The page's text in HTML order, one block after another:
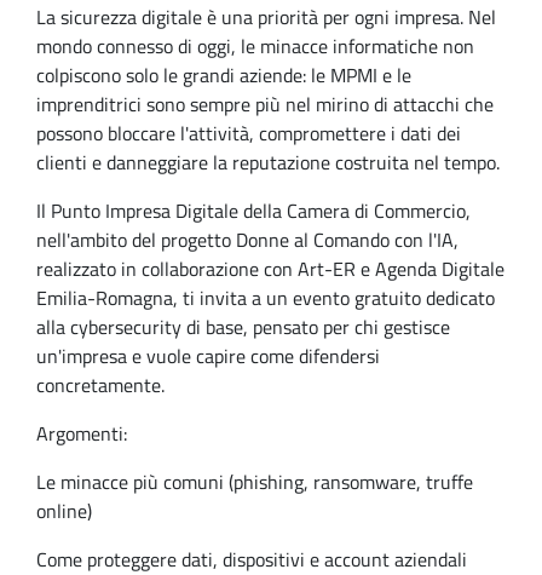
La sicurezza digitale è una priorità per ogni impresa. Nel
mondo connesso di oggi, le minacce informatiche non
colpiscono solo le grandi aziende: le MPMI e le
imprenditrici sono sempre più nel mirino di attacchi che
possono bloccare l'attività, compromettere i dati dei
clienti e danneggiare la reputazione costruita nel tempo.
Il Punto Impresa Digitale della Camera di Commercio,
nell'ambito del progetto Donne al Comando con l'IA,
realizzato in collaborazione con Art-ER e Agenda Digitale
Emilia-Romagna, ti invita a un evento gratuito dedicato
alla cybersecurity di base, pensato per chi gestisce
un'impresa e vuole capire come difendersi
concretamente.
Argomenti:
Le minacce più comuni (phishing, ransomware, truffe
online)
Come proteggere dati, dispositivi e account aziendali